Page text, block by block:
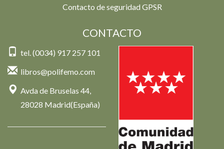
Contacto de seguridad GPSR
CONTACTO
tel. (0034) 917 257 101
libros@polifemo.com
Avda de Bruselas 44,
28028 Madrid(España)